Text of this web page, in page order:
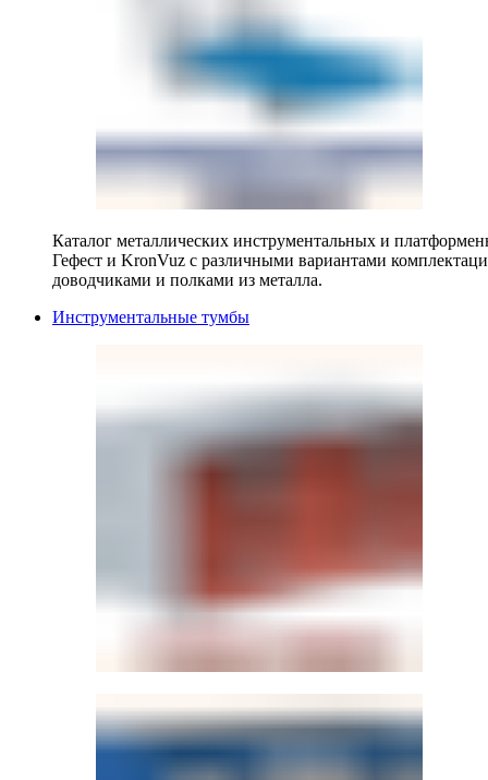
Каталог металлических инструментальных и
Гефест и KronVuz с различными вариантами
доводчиками и полками из металла.
Инструментальные тумбы